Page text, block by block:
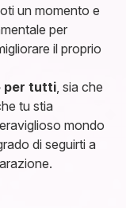
un momento e
per
il proprio
per tutti , sia che
tu stia
mondo
di seguirti a